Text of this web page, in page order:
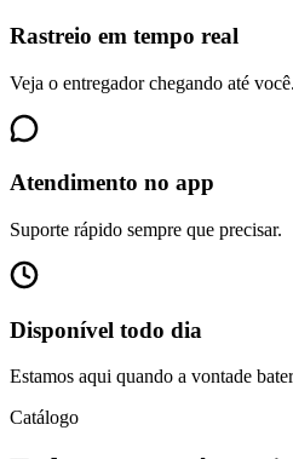
Rastreio em tempo real
Veja o entregador chegando até você.
Atendimento no app
Suporte rápido sempre que precisar.
Disponível todo dia
Estamos aqui quando a vontade
Catálogo